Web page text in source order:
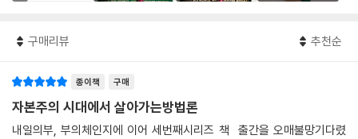
구매리뷰 추천순
종이책 구매
자본주의 시대에서 살아가는방법론
내일의부, 부의체인지에 이어 세번째시리즈 책 출간을 오매불망기다렸